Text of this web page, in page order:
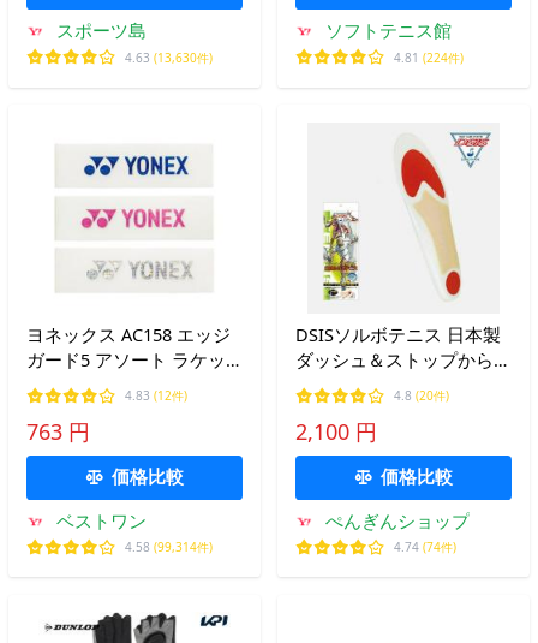
スポーツ島
4.63 (13,630件)
ソフトテニス館
4.81 (224件)
ヨネックス AC158 エッジ
ガード5 アソート ラケッ
ト3本分 テニス バドミン
トン YONEX
4.83 (12件)
763 円
価格比較
ベストワン
4.58 (99,314件)
DSISソルボテニス 日本製
ダッシュ＆ストップから足
を守る 三進興産 ソルボ ソ
ルボセイン 衝撃吸収 体圧
4.8 (20件)
2,100 円
価格比較
ぺんぎんショップ
4.74 (74件)